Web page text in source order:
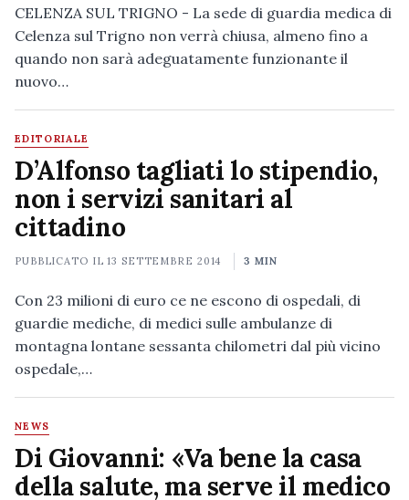
CELENZA SUL TRIGNO - La sede di guardia medica di
Celenza sul Trigno non verrà chiusa, almeno fino a
quando non sarà adeguatamente funzionante il
nuovo…
EDITORIALE
D’Alfonso tagliati lo stipendio,
non i servizi sanitari al
cittadino
PUBBLICATO IL13 SETTEMBRE 2014 3 MIN
Con 23 milioni di euro ce ne escono di ospedali, di
guardie mediche, di medici sulle ambulanze di
montagna lontane sessanta chilometri dal più vicino
ospedale,…
NEWS
Di Giovanni: «Va bene la casa
della salute, ma serve il medico